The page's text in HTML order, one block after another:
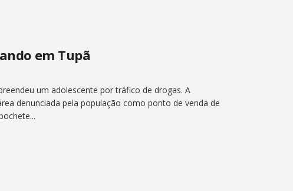
em Tupã
um adolescente por tráfico de drogas. A
denunciada pela população como ponto de venda de